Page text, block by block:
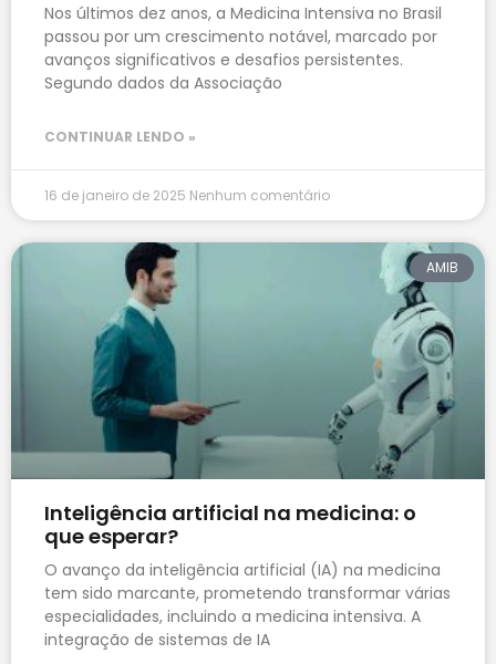
Nos últimos dez anos, a Medicina Intensiva no Brasil
passou por um crescimento notável, marcado por
avanços significativos e desafios persistentes.
Segundo dados da Associação
CONTINUAR LENDO »
16 de janeiro de 2025 Nenhum comentário
AMIB
Inteligência artificial na medicina: o
que esperar?
O avanço da inteligência artificial (IA) na medicina
tem sido marcante, prometendo transformar várias
especialidades, incluindo a medicina intensiva. A
integração de sistemas de IA